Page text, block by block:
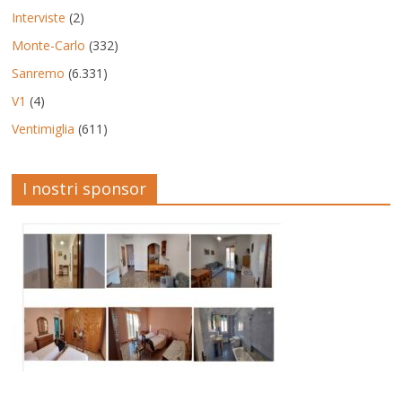
Interviste (2)
Monte-Carlo (332)
Sanremo (6.331)
V1 (4)
Ventimiglia (611)
I nostri sponsor